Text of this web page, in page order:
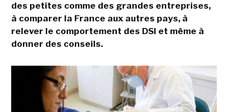
des petites comme des grandes entreprises,
à comparer la France aux autres pays, à
relever le comportement des DSI et même à
donner des conseils.